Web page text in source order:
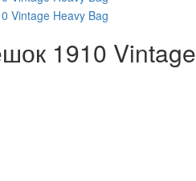
1910 Vintage